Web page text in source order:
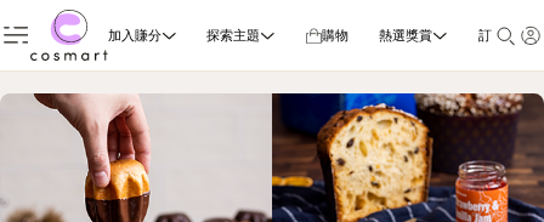
加入賺分 探索主題 購物 熱選獎賞 訂閱雜誌